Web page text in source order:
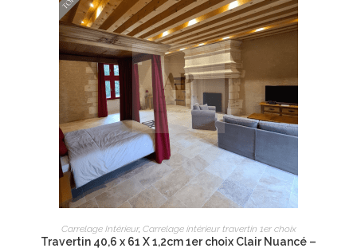
AJOUTER AU PANIER
Carrelage Intérieur, Carrelage intérieur travertin 1er choix
Travertin 40,6 x 61 X 1,2cm 1er choix Clair Nuancé –